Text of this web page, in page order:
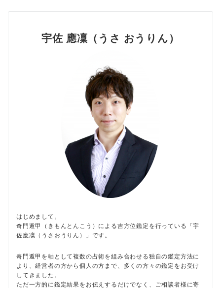
宇佐 應凜（うさ おうりん）
はじめまして。
奇門遁甲（きもんとんこう）による吉方位鑑定を行っている「宇
佐應凜（うさおうりん）」です。
奇門遁甲を軸として複数の占術を組み合わせる独自の鑑定方法に
より、経営者の方から個人の方まで、多くの方々の鑑定をお受け
してきました。
ただ一方的に鑑定結果をお伝えするだけでなく、ご相談者様に寄